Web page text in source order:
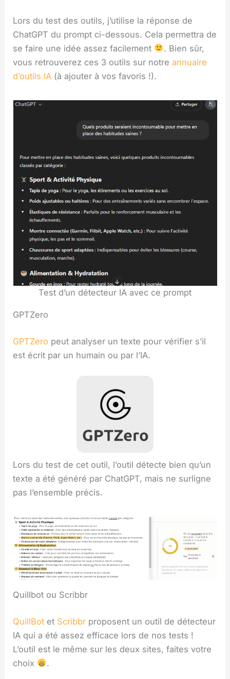
Lors du test des outils, j’utilise la réponse de
ChatGPT du prompt ci-dessous. Cela permettra de
se faire une idée assez facilement
. Bien sûr,
vous retrouverez ces 3 outils sur notreannuaire
d’outils IA (à ajouter à vos favoris !).
Test d’un détecteur IA avec ce prompt
GPTZero
GPTZero peut analyser un texte pour vérifier s’il
est écrit par un humain ou par l’IA.
Lors du test de cet outil, l’outil détecte bien qu’un
texte a été généré par ChatGPT, mais ne surligne
pas l’ensemble précis.
Quillbot ou Scribbr
QuillBot et Scribbr proposent un outil de détecteur
IA qui a été assez efficace lors de nos tests !
L’outil est le même sur les deux sites, faites votre
choix
.